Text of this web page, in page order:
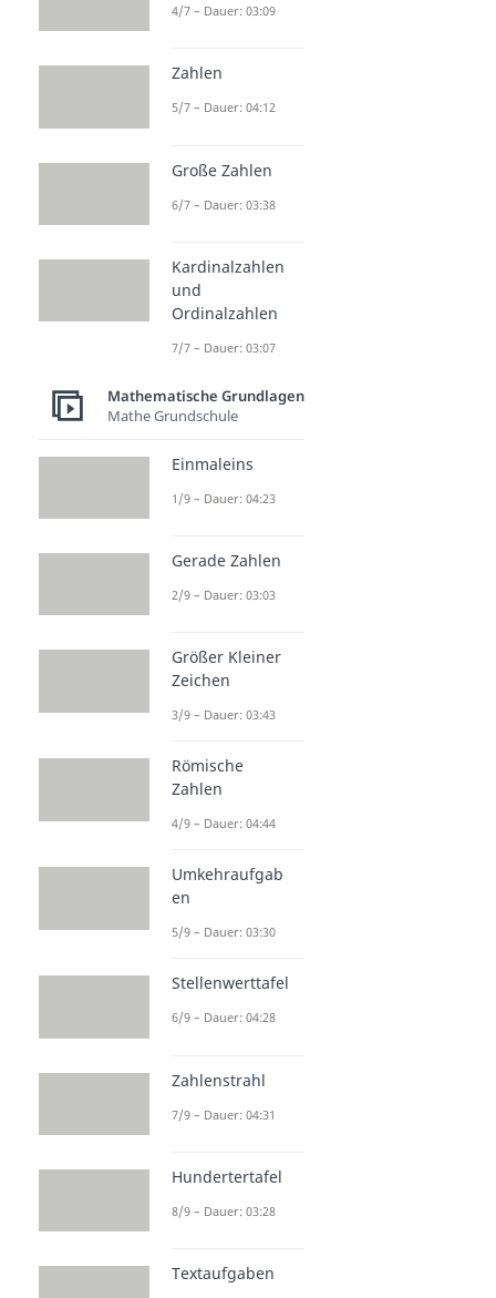
4/7 – Dauer: 03:09
Zahlen
5/7 – Dauer: 04:12
Große Zahlen
6/7 – Dauer: 03:38
Kardinalzahlen
und
Ordinalzahlen
7/7 – Dauer: 03:07
Mathematische Grundlagen
Mathe Grundschule
Einmaleins
1/9 – Dauer: 04:23
Gerade Zahlen
2/9 – Dauer: 03:03
Größer Kleiner
Zeichen
3/9 – Dauer: 03:43
Römische
Zahlen
4/9 – Dauer: 04:44
Umkehraufgab
en
5/9 – Dauer: 03:30
Stellenwerttafel
6/9 – Dauer: 04:28
Zahlenstrahl
7/9 – Dauer: 04:31
Hundertertafel
8/9 – Dauer: 03:28
Textaufgaben